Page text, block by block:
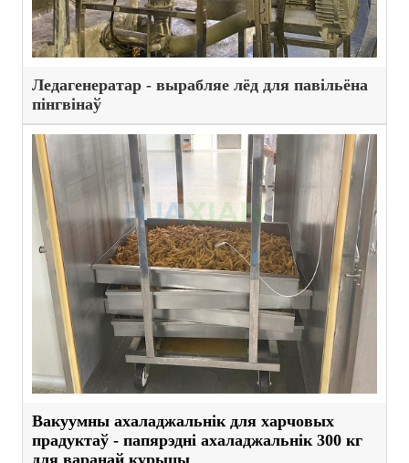
Ледагенератар - вырабляе лёд для павільёна
пінгвінаў
Вакуумны ахаладжальнік для харчовых
прадуктаў - папярэдні ахаладжальнік 300 кг
для варанай курыцы